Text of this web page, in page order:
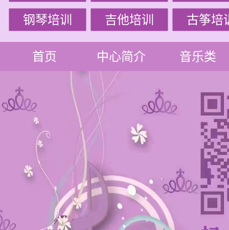
钢琴培训 吉他培训 古筝培
首页 中心简介 音乐类